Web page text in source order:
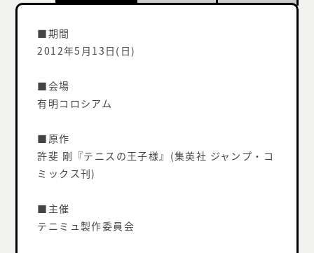
■期間
2012年5月13日(日)
■会場
有明コロシアム
■原作
許斐 剛『テニスの王子様』(集英社 ジャンプ・コ
ミックス刊)
■主催
テニミュ製作委員会